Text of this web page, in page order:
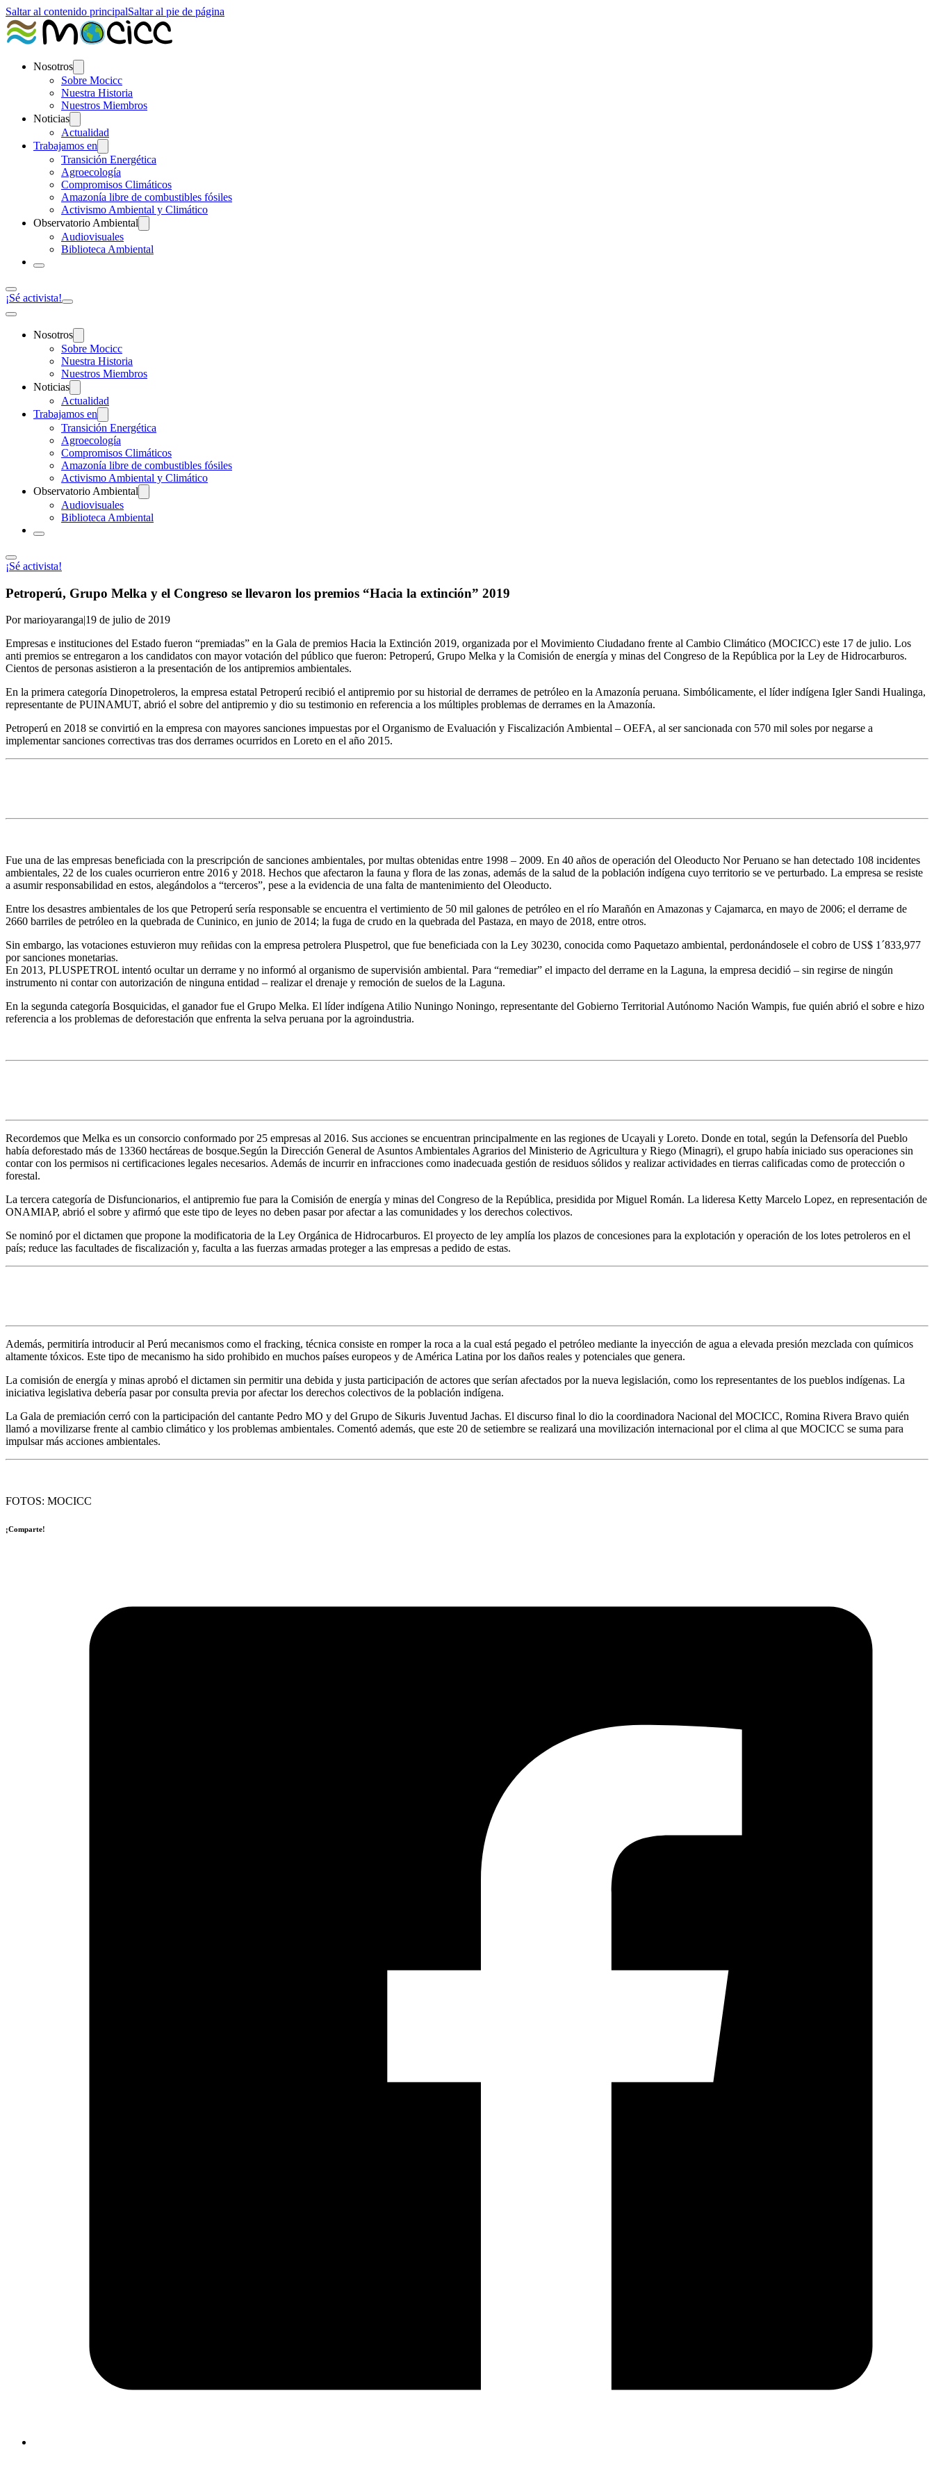
Saltar al contenido principalSaltar al pie de página
Nosotros
Sobre Mocicc
Nuestra Historia
Nuestros Miembros
Noticias
Actualidad
Trabajamos en
Transición Energética
Agroecología
Compromisos Climáticos
Amazonía libre de combustibles fósiles
Activismo Ambiental y Climático
Observatorio Ambiental
Audiovisuales
Biblioteca Ambiental
¡Sé activista!
Nosotros
Sobre Mocicc
Nuestra Historia
Nuestros Miembros
Noticias
Actualidad
Trabajamos en
Transición Energética
Agroecología
Compromisos Climáticos
Amazonía libre de combustibles fósiles
Activismo Ambiental y Climático
Observatorio Ambiental
Audiovisuales
Biblioteca Ambiental
¡Sé activista!
Petroperú, Grupo Melka y el Congreso se llevaron los premios “Hacia la extinción” 2019
Por marioyaranga|19 de julio de 2019
Empresas e instituciones del Estado fueron “premiadas” en la Gala de premios Hacia la Extinción 2019, organizada por el Movimiento Ciudadano frente al Cambio Climático (MOCICC) este 17 de julio. Los
anti premios se entregaron a los candidatos con mayor votación del público que fueron: Petroperú, Grupo Melka y la Comisión de energía y minas del Congreso de la República por la Ley de Hidrocarburos.
Cientos de personas asistieron a la presentación de los antipremios ambientales.
En la primera categoría Dinopetroleros, la empresa estatal Petroperú recibió el antipremio por su historial de derrames de petróleo en la Amazonía peruana. Simbólicamente, el líder indígena Igler Sandi Hualinga,
representante de PUINAMUT, abrió el sobre del antipremio y dio su testimonio en referencia a los múltiples problemas de derrames en la Amazonía.
Petroperú en 2018 se convirtió en la empresa con mayores sanciones impuestas por el Organismo de Evaluación y Fiscalización Ambiental – OEFA, al ser sancionada con 570 mil soles por negarse a
implementar sanciones correctivas tras dos derrames ocurridos en Loreto en el año 2015.
Fue una de las empresas beneficiada con la prescripción de sanciones ambientales, por multas obtenidas entre 1998 – 2009. En 40 años de operación del Oleoducto Nor Peruano se han detectado 108 incidentes
ambientales, 22 de los cuales ocurrieron entre 2016 y 2018. Hechos que afectaron la fauna y flora de las zonas, además de la salud de la población indígena cuyo territorio se ve perturbado. La empresa se resiste
a asumir responsabilidad en estos, alegándolos a “terceros”, pese a la evidencia de una falta de mantenimiento del Oleoducto.
Entre los desastres ambientales de los que Petroperú sería responsable se encuentra el vertimiento de 50 mil galones de petróleo en el río Marañón en Amazonas y Cajamarca, en mayo de 2006; el derrame de
2660 barriles de petróleo en la quebrada de Cuninico, en junio de 2014; la fuga de crudo en la quebrada del Pastaza, en mayo de 2018, entre otros.
Sin embargo, las votaciones estuvieron muy reñidas con la empresa petrolera Pluspetrol, que fue beneficiada con la Ley 30230, conocida como Paquetazo ambiental, perdonándosele el cobro de US$ 1´833,977
por sanciones monetarias.
En 2013, PLUSPETROL intentó ocultar un derrame y no informó al organismo de supervisión ambiental. Para “remediar” el impacto del derrame en la Laguna, la empresa decidió – sin regirse de ningún
instrumento ni contar con autorización de ninguna entidad – realizar el drenaje y remoción de suelos de la Laguna.
En la segunda categoría Bosquicidas, el ganador fue el Grupo Melka. El líder indígena Atilio Nuningo Noningo, representante del Gobierno Territorial Autónomo Nación Wampis, fue quién abrió el sobre e hizo
referencia a los problemas de deforestación que enfrenta la selva peruana por la agroindustria.
Recordemos que Melka es un consorcio conformado por 25 empresas al 2016. Sus acciones se encuentran principalmente en las regiones de Ucayali y Loreto. Donde en total, según la Defensoría del Pueblo
había deforestado más de 13360 hectáreas de bosque.Según la Dirección General de Asuntos Ambientales Agrarios del Ministerio de Agricultura y Riego (Minagri), el grupo había iniciado sus operaciones sin
contar con los permisos ni certificaciones legales necesarios. Además de incurrir en infracciones como inadecuada gestión de residuos sólidos y realizar actividades en tierras calificadas como de protección o
forestal.
La tercera categoría de Disfuncionarios, el antipremio fue para la Comisión de energía y minas del Congreso de la República, presidida por Miguel Román. La lideresa Ketty Marcelo Lopez, en representación de
ONAMIAP, abrió el sobre y afirmó que este tipo de leyes no deben pasar por afectar a las comunidades y los derechos colectivos.
Se nominó por el dictamen que propone la modificatoria de la Ley Orgánica de Hidrocarburos. El proyecto de ley amplía los plazos de concesiones para la explotación y operación de los lotes petroleros en el
país; reduce las facultades de fiscalización y, faculta a las fuerzas armadas proteger a las empresas a pedido de estas.
Además, permitiría introducir al Perú mecanismos como el fracking, técnica consiste en romper la roca a la cual está pegado el petróleo mediante la inyección de agua a elevada presión mezclada con químicos
altamente tóxicos. Este tipo de mecanismo ha sido prohibido en muchos países europeos y de América Latina por los daños reales y potenciales que genera.
La comisión de energía y minas aprobó el dictamen sin permitir una debida y justa participación de actores que serían afectados por la nueva legislación, como los representantes de los pueblos indígenas. La
iniciativa legislativa debería pasar por consulta previa por afectar los derechos colectivos de la población indígena.
La Gala de premiación cerró con la participación del cantante Pedro MO y del Grupo de Sikuris Juventud Jachas. El discurso final lo dio la coordinadora Nacional del MOCICC, Romina Rivera Bravo quién
llamó a movilizarse frente al cambio climático y los problemas ambientales. Comentó además, que este 20 de setiembre se realizará una movilización internacional por el clima al que MOCICC se suma para
impulsar más acciones ambientales.
FOTOS: MOCICC
¡Comparte!